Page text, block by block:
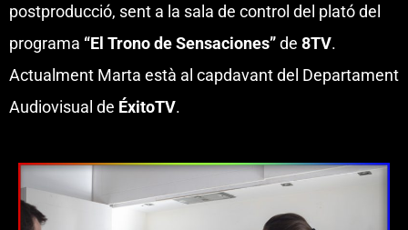
postproducció, sent a la sala de control del plató del
programa “El Trono de Sensaciones”de 8TV.
Actualment Marta està al capdavant del Departament
Audiovisual de ÉxitoTV.